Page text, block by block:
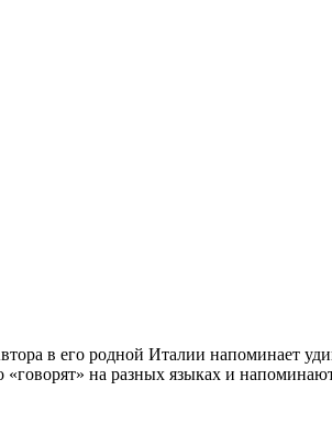
в его родной Италии напоминает
на разных языках и